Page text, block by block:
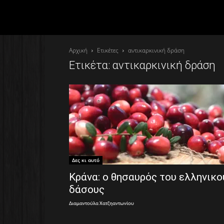
Αρχική Ετικέτες αντικαρκινική δράση
Ετικέτα: αντικαρκινική δράση
Δες κι αυτό
Κράνα: ο θησαυρός του
δάσους
Διαμαντούλα Χατζηαντωνίου